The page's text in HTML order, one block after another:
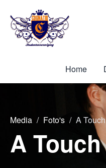
Home
Media Foto's A
A